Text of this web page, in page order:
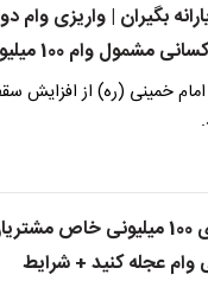
بگیران | واریزی وام
وام 100 میلیونی شدند ؟
خمینی (ره) از افزایش
ثبت نام وام فوری 100 میلیونی
وام عجله کنید + شرایط